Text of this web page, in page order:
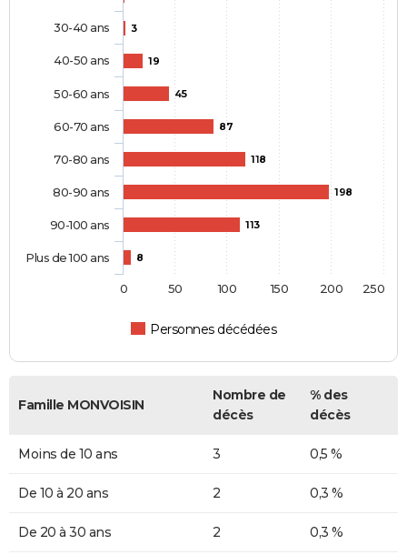
3
19
45
87
118
198
113
8
Personnes décédées
30-40 ans
40-50 ans
50-60 ans
60-70 ans
70-80 ans
80-90 ans
90-100 ans
Plus de 100 ans
0 50 100 150 200 250
Famille MONVOISIN
Nombre de
décès
% des
décès
Moins de 10 ans 3 0,5 %
De 10 à 20 ans 2 0,3 %
De 20 à 30 ans 2 0,3 %